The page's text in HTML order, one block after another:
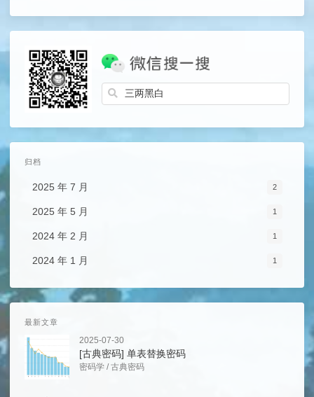
归档
2025 年 7 月 2
2025 年 5 月 1
2024 年 2 月 1
2024 年 1 月 1
最新文章
2025-07-30
[古典密码] 单表替换密码
密码学 /古典密码